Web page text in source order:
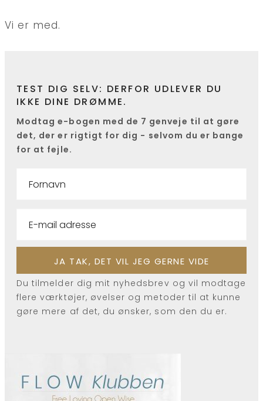
Vi er med.
TEST DIG SELV: DERFOR UDLEVER DU
IKKE DINE DRØMME.
Modtag e-bogen med de 7 genveje til at gøre
det, der er rigtigt for dig - selvom du er bange
for at fejle.
Du tilmelder dig mit nyhedsbrev og vil modtage
flere værktøjer, øvelser og metoder til at kunne
gøre mere af det, du ønsker, som den du er.